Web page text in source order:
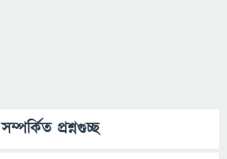
সম্পর্কিত প্রশ্নগুচ্ছ